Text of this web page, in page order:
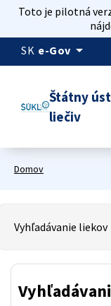
Toto je pilotná
SK e-Gov arrow_drop_down
Štátny
liečiv
Domov
Vyhľadávanie liekov